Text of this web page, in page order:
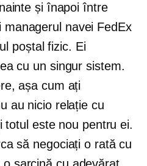
și înapoi între
managerul navei FedEx
poștal fizic. Ei
cu un singur sistem.
așa cum ați
au nicio relație cu
totul este nou pentru ei.
să negociați o rată cu